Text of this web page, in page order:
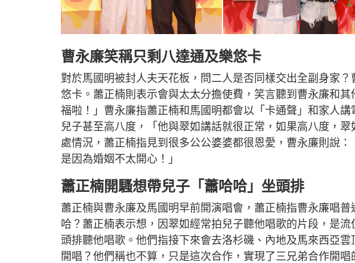
曹永廉笑稱只剩八達通及樂悠卡
對於馬國明被封人夫天花板，問二人是否同樣交出全副身家
悠卡。蕭正楠則表示會與太太分擔使費，笑言聽到曹永廉和
福啦！」曹永廉指蕭正楠和馬國明都會以「卡通聲」和家人
兒子甚至高八度，「他與翠如講話就很正常，如果高八度，
處情況，蕭正楠指見到很多公公婆婆都很恩愛，曹永廉則說
是因為婚姻不太開心！」
蕭正楠開騷想帶兒子「蕭哈哈」坐頭排
蕭正楠與曹永廉及馬國明早前開演唱會，蕭正楠指曹永廉唱
哈？蕭正楠表示想，因翠如經常拍兒子聽他唱歌的片段，是
頭排聽他唱歌。他們指接下來會去洛杉磯、內地及馬來西亞
開唱？他們稱也不算，只是這次合作，實現了三兄弟合作開